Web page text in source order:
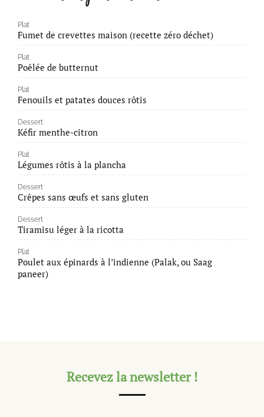
Plat
Fumet de crevettes maison (recette zéro déchet)
Plat
Poêlée de butternut
Plat
Fenouils et patates douces rôtis
Dessert
Kéfir menthe-citron
Plat
Légumes rôtis à la plancha
Dessert
Crêpes sans œufs et sans gluten
Dessert
Tiramisu léger à la ricotta
Plat
Poulet aux épinards à l’indienne (Palak, ou Saag
paneer)
Recevez la newsletter !